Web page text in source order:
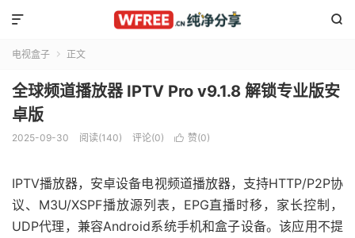


电视盒子  正文
全球频道播放器 IPTV Pro v9.1.8 解锁专业版安
卓版
2025-09-30 阅读(140) 评论(0)  赞(0)
IPTV播放器，安卓设备电视频道播放器，支持HTTP/P2P协
议、M3U/XSPF播放源列表，EPG直播时移，家长控制，
UDP代理，兼容Android系统手机和盒子设备。该应用不提